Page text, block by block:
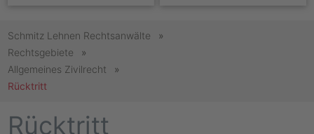
Schmitz Lehnen Rechtsanwälte
Rechtsgebiete
Allgemeines Zivilrecht
Rücktritt
Rücktritt